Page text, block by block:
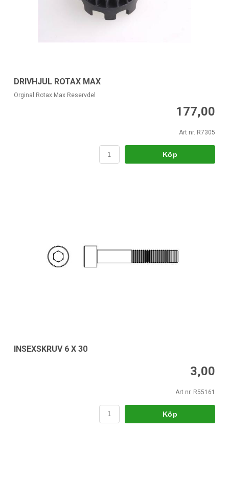
DRIVHJUL ROTAX MAX
Orginal Rotax Max Reservdel
177,00
Art nr. R7305
Köp
INSEXSKRUV 6 X 30
3,00
Art nr. R55161
Köp